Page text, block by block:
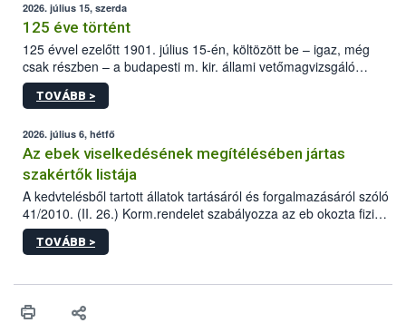
2026. július 15, szerda
125 éve történt
125 évvel ezelőtt 1901. július 15-én, költözött be – igaz, még
csak részben – a budapesti m. kir. állami vetőmagvizsgáló
állomás a Kis Rókus utca 15. szám alatti, Czigler Győző által
tervezett új épületébe.
TOVÁBB >
2026. július 6, hétfő
Az ebek viselkedésének megítélésében jártas
szakértők listája
A kedvtelésből tartott állatok tartásáról és forgalmazásáról szóló
41/2010. (II. 26.) Korm.rendelet szabályozza az eb okozta fizikai
sérülés, illetve ennek veszélye keletkezésekor felmerülő
hatósági feladatokat, valamint a veszélyes eb tartását és annak
vonni az ebek viselkedésének megítélésében jártas szakértőt.
TOVÁBB >